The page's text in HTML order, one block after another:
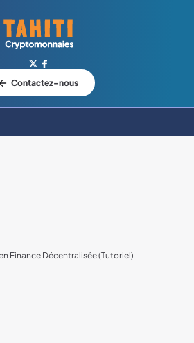
Cryptomonnaies.com
Contactez-nous
Finance Décentralisée (Tutoriel)